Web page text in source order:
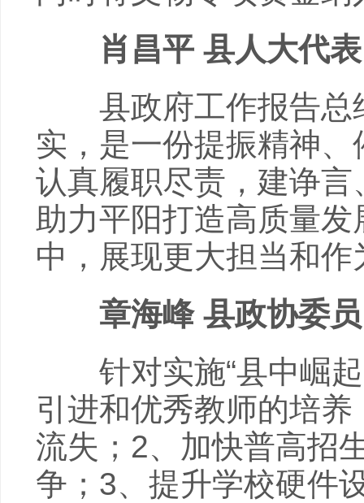
肖昌平 县人大代表
县政府工作报告总
实，是一份提振精神
认真履职尽责，建诤
助力平阳打造高质量
中，展现更大担当和作
章海峰 县政协委员
针对实施“县中崛起
引进和优秀教师的培
流失；2、加快普高招
争；3、提升学校硬件